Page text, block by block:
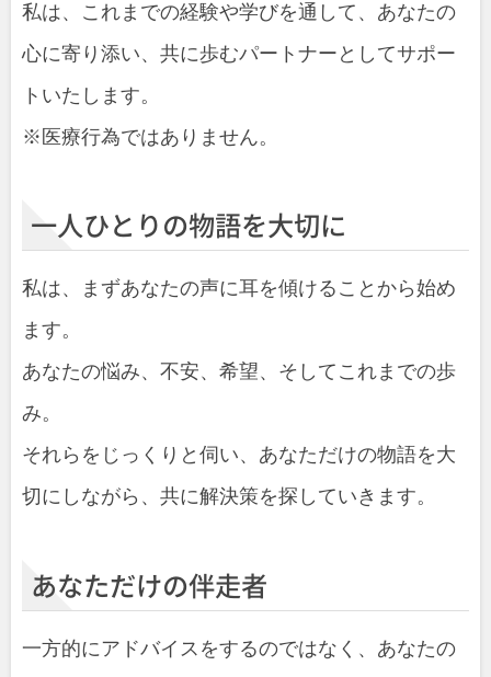
私は、これまでの経験や学びを通して、あなたの
心に寄り添い、共に歩むパートナーとしてサポー
トいたします。
※医療行為ではありません。
一人ひとりの物語を大切に
私は、まずあなたの声に耳を傾けることから始め
ます。
あなたの悩み、不安、希望、そしてこれまでの歩
み。
それらをじっくりと伺い、あなただけの物語を大
切にしながら、共に解決策を探していきます。
あなただけの伴走者
一方的にアドバイスをするのではなく、あなたの